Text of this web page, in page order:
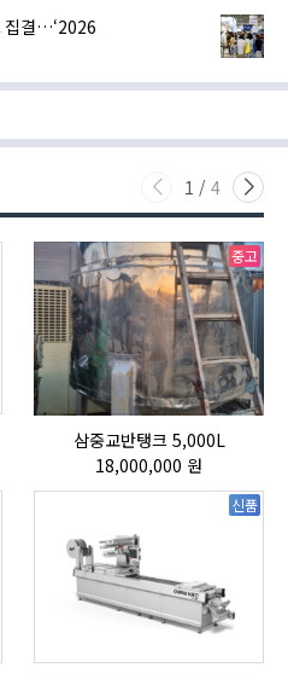
집결…‘2026
1 / 4
중고
삼중교반탱크 5,000L
18,000,000 원
신품